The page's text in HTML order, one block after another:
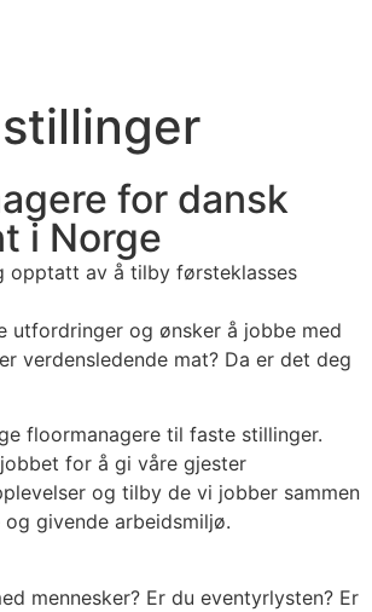
for dansk
i Norge
opptatt av å tilby førsteklasses
utfordringer og ønsker å jobbe med
verdensledende mat? Da er det deg
floormanagere til faste stillinger.
for å gi våre gjester
og tilby de vi jobber sammen
givende arbeidsmiljø.
mennesker? Er du eventyrlysten? Er